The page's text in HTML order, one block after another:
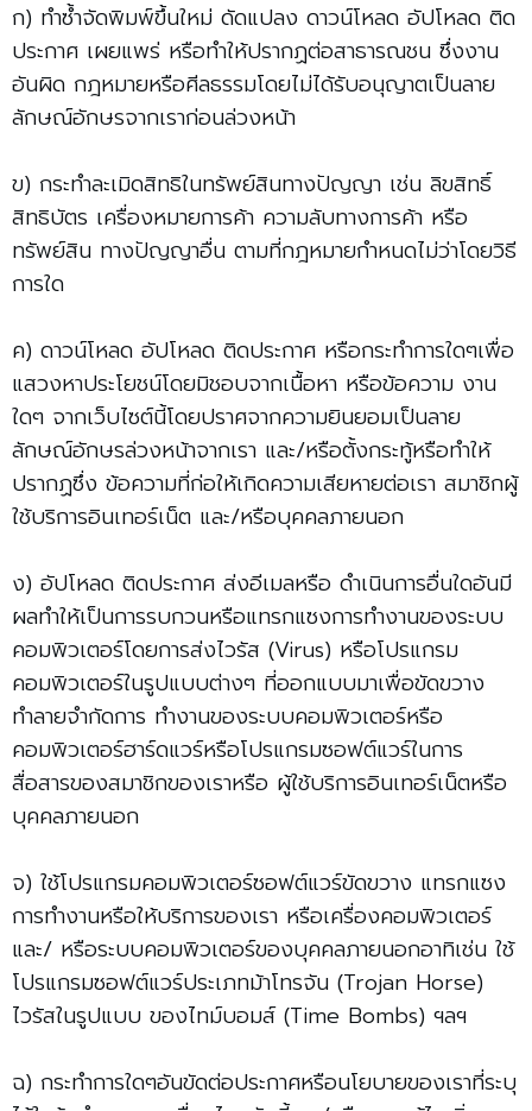
ก) ทำซ้ำจัดพิมพ์ขึ้นใหม่ ดัดแปลง ดาวน์โหลด อัปโหลด ติด
ประกาศ เผยแพร่ หรือทำให้ปรากฏต่อสาธารณชน ซึ่งงาน
อันผิด กฎหมายหรือศีลธรรมโดยไม่ได้รับอนุญาตเป็นลาย
ลักษณ์อักษรจากเราก่อนล่วงหน้า
ข) กระทำละเมิดสิทธิในทรัพย์สินทางปัญญา เช่น ลิขสิทธิ์
สิทธิบัตร เครื่องหมายการค้า ความลับทางการค้า หรือ
ทรัพย์สิน ทางปัญญาอื่น ตามที่กฎหมายกำหนดไม่ว่าโดยวิธี
การใด
ค) ดาวน์โหลด อัปโหลด ติดประกาศ หรือกระทำการใดๆเพื่อ
แสวงหาประโยชน์โดยมิชอบจากเนื้อหา หรือข้อความ งาน
ใดๆ จากเว็บไซต์นี้โดยปราศจากความยินยอมเป็นลาย
ลักษณ์อักษรล่วงหน้าจากเรา และ/หรือตั้งกระทู้หรือทำให้
ปรากฏซึ่ง ข้อความที่ก่อให้เกิดความเสียหายต่อเรา สมาชิกผู้
ใช้บริการอินเทอร์เน็ต และ/หรือบุคคลภายนอก
ง) อัปโหลด ติดประกาศ ส่งอีเมลหรือ ดำเนินการอื่นใดอันมี
ผลทำให้เป็นการรบกวนหรือแทรกแซงการทำงานของระบบ
คอมพิวเตอร์โดยการส่งไวรัส (Virus) หรือโปรแกรม
คอมพิวเตอร์ในรูปแบบต่างๆ ที่ออกแบบมาเพื่อขัดขวาง
ทำลายจำกัดการ ทำงานของระบบคอมพิวเตอร์หรือ
คอมพิวเตอร์ฮาร์ดแวร์หรือโปรแกรมซอฟต์แวร์ในการ
สื่อสารของสมาชิกของเราหรือ ผู้ใช้บริการอินเทอร์เน็ตหรือ
บุคคลภายนอก
จ) ใช้โปรแกรมคอมพิวเตอร์ซอฟต์แวร์ขัดขวาง แทรกแซง
การทำงานหรือให้บริการของเรา หรือเครื่องคอมพิวเตอร์
และ/ หรือระบบคอมพิวเตอร์ของบุคคลภายนอกอาทิเช่น ใช้
โปรแกรมซอฟต์แวร์ประเภทม้าโทรจัน (Trojan Horse)
ไวรัสในรูปแบบ ของไทม์บอมส์ (Time Bombs) ฯลฯ
ฉ) กระทำการใดๆอันขัดต่อประกาศหรือนโยบายของเราที่ระบุ